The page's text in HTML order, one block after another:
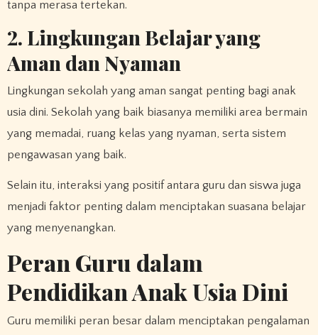
tanpa merasa tertekan.
2. Lingkungan Belajar yang
Aman dan Nyaman
Lingkungan sekolah yang aman sangat penting bagi anak
usia dini. Sekolah yang baik biasanya memiliki area bermain
yang memadai, ruang kelas yang nyaman, serta sistem
pengawasan yang baik.
Selain itu, interaksi yang positif antara guru dan siswa juga
menjadi faktor penting dalam menciptakan suasana belajar
yang menyenangkan.
Peran Guru dalam
Pendidikan Anak Usia Dini
Guru memiliki peran besar dalam menciptakan pengalaman